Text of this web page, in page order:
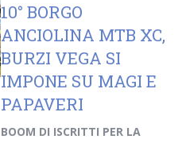
10° BORGO
ANCIOLINA MTB XC,
BURZI VEGA SI
IMPONE SU MAGI E
PAPAVERI
BOOM DI ISCRITTI PER LA